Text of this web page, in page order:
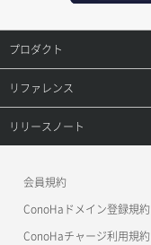
メンバー更新
メンバー詳細取得
メンバー追加
オブジェクト複製
オブジェクト詳細取得
コンテナ一覧取得
コンテナ作成
コンテナ削除
レコード更新
レコード詳細取得
プロダクト
プロダクトトップ
ConoHa VPS(Ver.3.0)
ConoHa for GAME
リファレンス
リファレンストップ
OpenStack CLI
リリースノート
会員規約
ConoHaドメイン登録規約
ConoHaチャージ利用規約